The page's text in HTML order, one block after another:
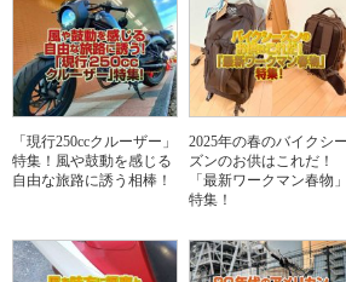
「現行250ccクルーザー」
特集！風や鼓動を感じる
自由な旅路に誘う相棒！
2025年の春のバイクシー
ズンのお供はこれだ！
「最新ワークマン春物」
特集！